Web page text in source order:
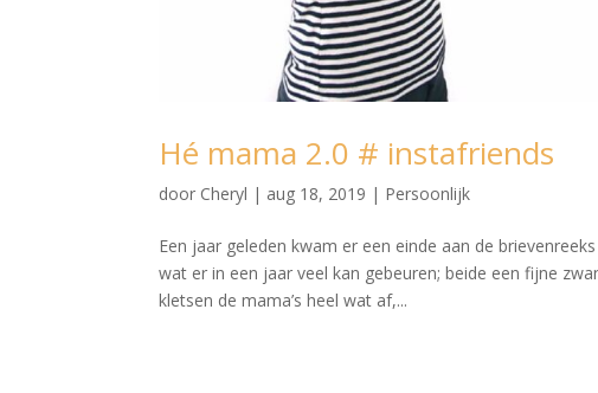
Hé mama 2.0 # instafriends
door Cheryl | aug 18, 2019 | Persoonlijk
Een jaar geleden kwam er een einde aan de
wat er in een jaar veel kan gebeuren; beide een fijne
kletsen de mama’s heel wat af,...